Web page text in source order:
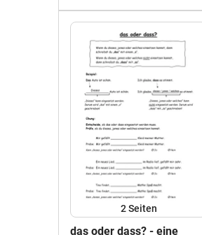
2Seiten
das oder dass? - eine